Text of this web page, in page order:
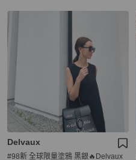
Delvaux
#98新 全球限量塗鴉 黑銀🔥Delvaux